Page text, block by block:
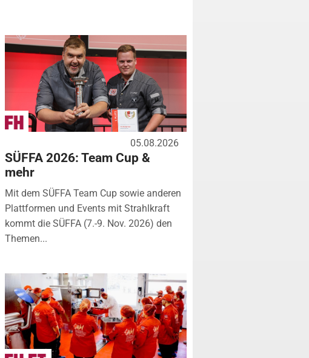
05.08.2026
SÜFFA 2026: Team Cup &
mehr
Mit dem SÜFFA Team Cup sowie anderen
Plattformen und Events mit Strahlkraft
kommt die SÜFFA (7.-9. Nov. 2026) den
Themen...